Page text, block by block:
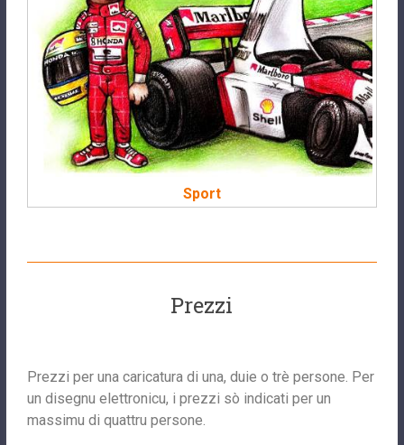
Sport
Prezzi
Prezzi per una caricatura di una, duie o trè persone. Per
un disegnu elettronicu, i prezzi sò indicati per un
massimu di quattru persone.